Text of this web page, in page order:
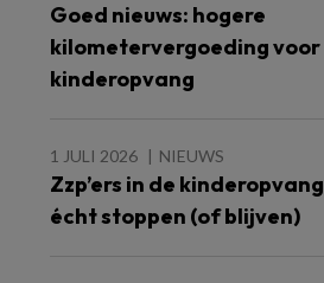
Goed nieuws: hogere
kilometervergoeding
kinderopvang
1 JULI 2026 NIEUWS
Zzp’ers in de
écht stoppen (of blijven)